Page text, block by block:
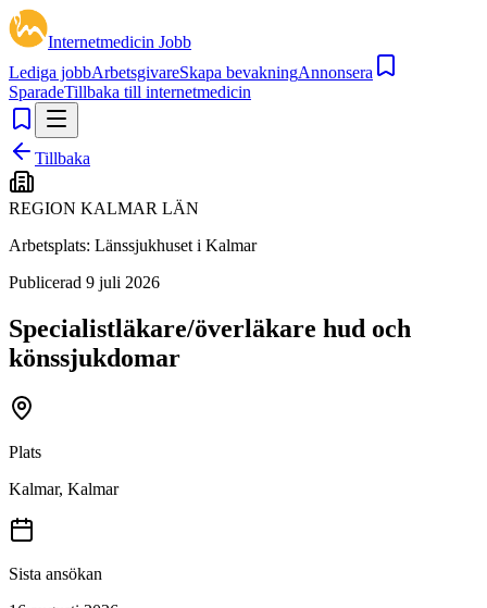
Internetmedicin Jobb
Lediga jobbArbetsgivareSkapa bevakningAnnonsera
SparadeTillbaka till internetmedicin
Tillbaka
REGION KALMAR LÄN
Arbetsplats: Länssjukhuset i Kalmar
Publicerad 9 juli 2026
Specialistläkare/överläkare hud och
könssjukdomar
Plats
Kalmar, Kalmar
Sista ansökan